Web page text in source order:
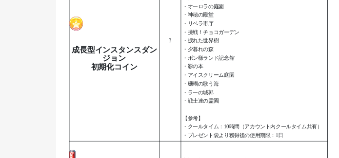
成長型インスタンスダン
ジョン
初期化コイン
3
・オーロラの庭園
・神秘の殿堂
・リベラ市庁
・挑戦！チョコガーデン
・捩れた世界樹
・夕暮れの森
・ボン様ランド記念館
・影の本
・アイスクリーム庭園
・珊瑚の歌う海
・ラーの城郭
・戦士達の霊園
【参考】
・クールタイム：10時間（アカウント内クールタイム共有）
・プレゼント袋より獲得後の使用期限：1日